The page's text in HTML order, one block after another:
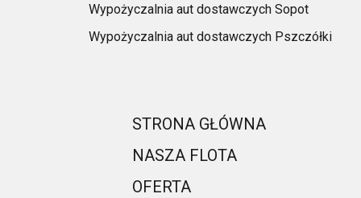
Wypożyczalnia aut dostawczych Sopot
Wypożyczalnia aut dostawczych Pszczółki
STRONA GŁÓWNA
NASZA FLOTA
OFERTA